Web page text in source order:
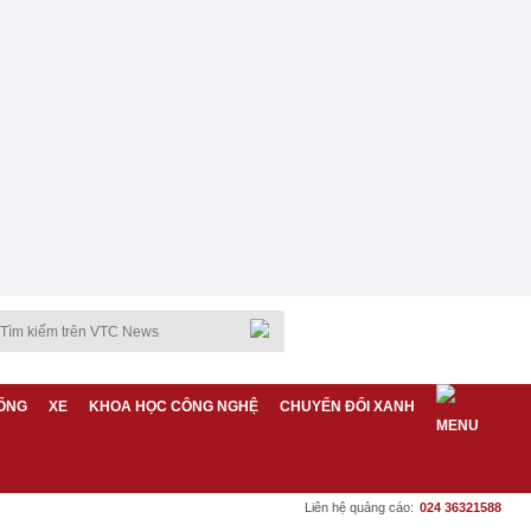
XE KHOA HỌC CÔNG NGHỆ CHUYỂN ĐỔI XANH
Liên hệ quảng cáo: 024 36321588